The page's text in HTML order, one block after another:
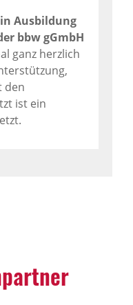
Ausbildung
bbw gGmbH
ganz herzlich
den
ist ein